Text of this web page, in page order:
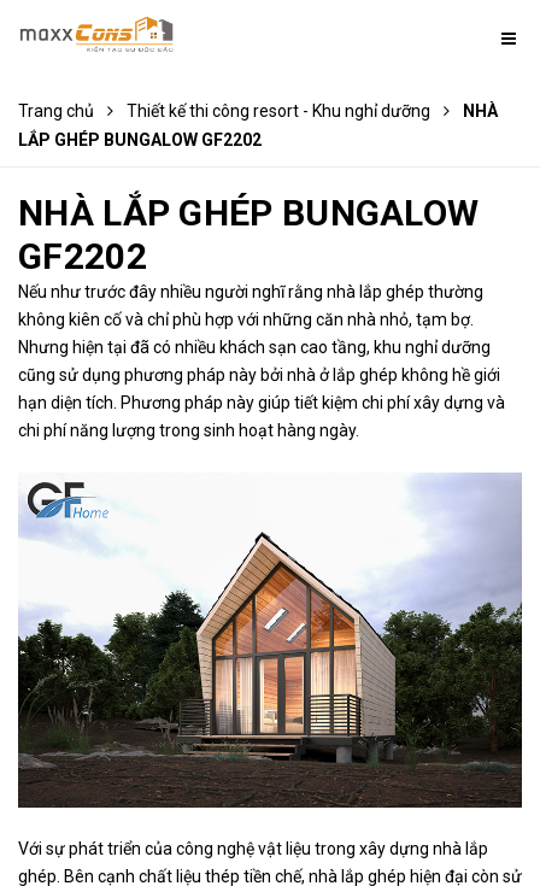
Trang chủ Thiết kế thi công resort - Khu nghỉ dưỡng
NHÀ
LẮP GHÉP BUNGALOW GF2202
NHÀ LẮP GHÉP BUNGALOW
GF2202
Nếu như trước đây nhiều người nghĩ rằng nhà lắp ghép thường
không kiên cố và chỉ phù hợp với những căn nhà nhỏ, tạm bợ.
Nhưng hiện tại đã có nhiều khách sạn cao tầng, khu nghỉ dưỡng
cũng sử dụng phương pháp này bởi nhà ở lắp ghép không hề giới
hạn diện tích. Phương pháp này giúp tiết kiệm chi phí xây dựng và
chi phí năng lượng trong sinh hoạt hàng ngày.
Với sự phát triển của công nghệ vật liệu trong xây dựng nhà lắp
ghép. Bên cạnh chất liệu thép tiền chế, nhà lắp ghép hiện đại còn sử